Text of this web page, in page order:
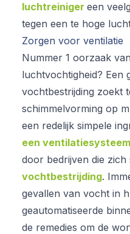
luchtreiniger een
tegen een te hoge
Zorgen voor ventilatie
Nummer 1 oorzaak
luchtvochtigheid? Een
vochtbestrijding zoekt
schimmelvorming op
een redelijk simpele
een ventilatiesysteem
door bedrijven die zich
vochtbestrijding.
gevallen van vocht in
geautomatiseerde
de remedies om de